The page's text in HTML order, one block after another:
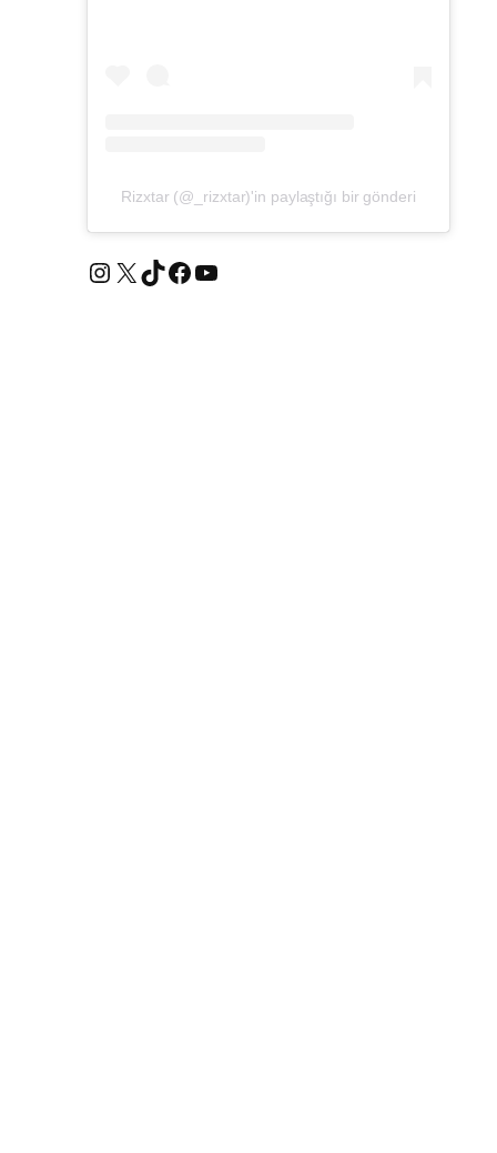
Rizxtar (@_rizxtar)'in paylaştığı bir gönderi
Instagram X TikTok Facebook YouTube